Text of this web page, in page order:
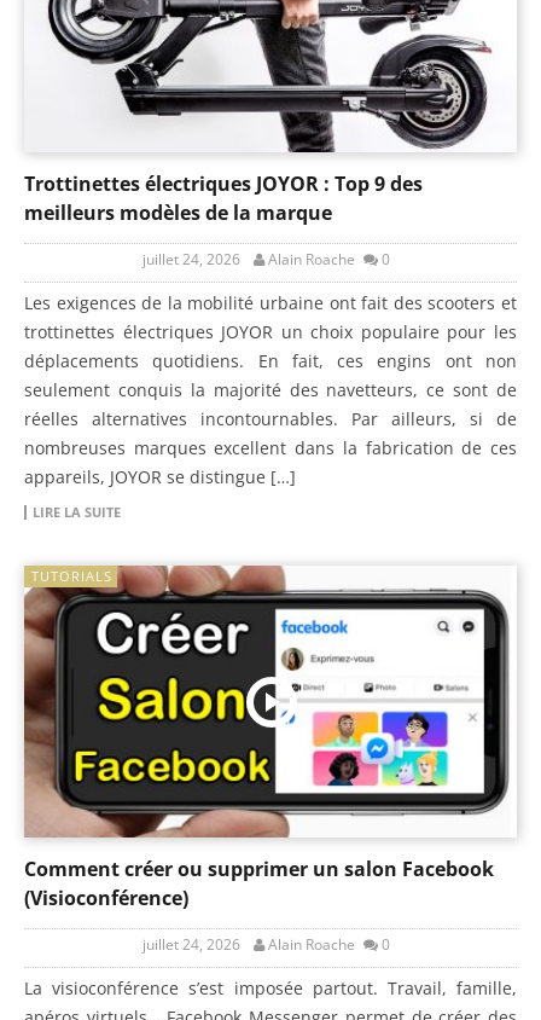
Trottinettes électriques JOYOR : Top 9 des
meilleurs modèles de la marque
juillet 24, 2026 Alain Roache 0
Les exigences de la mobilité urbaine ont fait des scooters et
trottinettes électriques JOYOR un choix populaire pour les
déplacements quotidiens. En fait, ces engins ont non
seulement conquis la majorité des navetteurs, ce sont de
réelles alternatives incontournables. Par ailleurs, si de
nombreuses marques excellent dans la fabrication de ces
appareils, JOYOR se distingue […]
LIRE LA SUITE
TUTORIALS
Comment créer ou supprimer un salon Facebook
(Visioconférence)
juillet 24, 2026 Alain Roache 0
La visioconférence s’est imposée partout. Travail, famille,